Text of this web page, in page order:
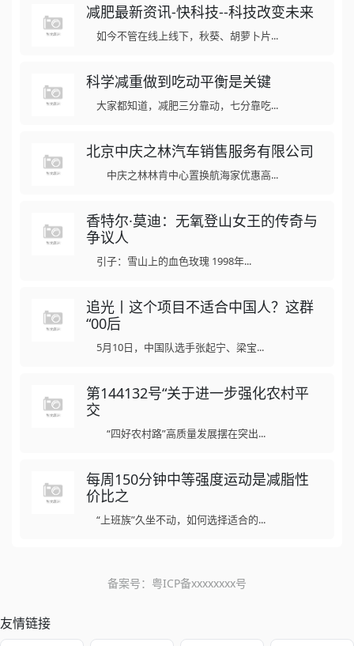
减肥最新资讯-快科技--科技改变未来
如今不管在线上线下，秋葵、胡萝卜片...
科学减重做到吃动平衡是关键
大家都知道，减肥三分靠动，七分靠吃...
北京中庆之林汽车销售服务有限公司
中庆之林林肯中心置换航海家优惠高...
香特尔·莫迪：无氧登山女王的传奇与
争议人
引子：雪山上的血色玫瑰 1998年...
追光丨这个项目不适合中国人？这群
“00后
5月10日，中国队选手张起宁、梁宝...
第144132号“关于进一步强化农村平
交
“四好农村路”高质量发展摆在突出...
每周150分钟中等强度运动是减脂性
价比之
“上班族”久坐不动，如何选择适合的...
备案号： 粤ICP备xxxxxxxx号
友情链接